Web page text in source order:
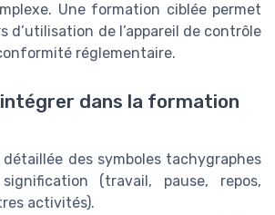
Une formation ciblée permet
d’utilisation de l’appareil de contrôle
réglementaire.
dans la formation
des symboles tachygraphes
(travail, pause, repos,
activités).